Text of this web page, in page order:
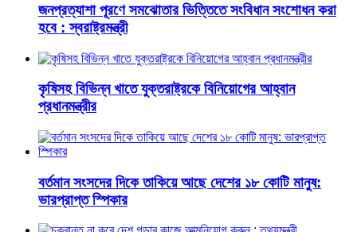
জনপ্রত্যাশা পূরণে সমঝোতার ভিত্তিতে সংবিধান সংশোধন করা
হবে : স্বরাষ্ট্রমন্ত্রী
কৃষিসহ বিভিন্ন খাতে যুক্তরাষ্ট্রকে বিনিয়োগের আহ্বান
প্রধানমন্ত্রীর
বর্তমান সংসদের দিকে তাকিয়ে আছে দেশের ১৮ কোটি মানুষ:
ভারপ্রাপ্ত স্পিকার